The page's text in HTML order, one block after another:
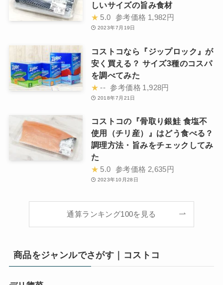
しいサイズの旨み食材
★ 5.0 参考価格 1,982円
2023年7月19日
コストコなら『ジップロック』が
安く買える？ サイズ3種のコスパ
を調べてみた
★ -- 参考価格 1,928円
2018年7月21日
コストコの『骨取り銀鮭 食塩不
使用（チリ産）』はどう食べる？
調理方法・旨みをチェックしてみ
た
★ 5.0 参考価格 2,635円
2023年10月28日
通算ランキング100を見る
商品をジャンルでさがす｜コストコ